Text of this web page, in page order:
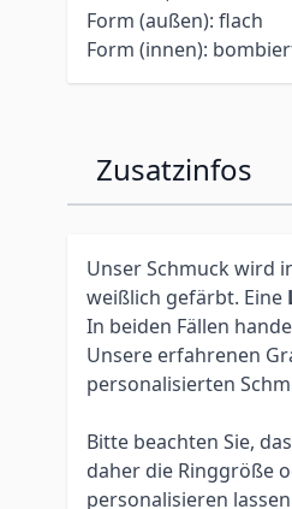
Form (außen): flach
Form (innen):
Zusatzinfos
Unser Schmuck wird
weißlich gefärbt. Eine
In beiden Fällen
Unsere erfahrenen
personalisierten
Bitte beachten Sie,
daher die Ringgröße
personalisieren